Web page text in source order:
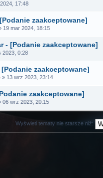
17:48
zaakceptowane]
19 mar 2024, 18:15
- [Podanie zaakceptowane]
2023, 0:28
zaakceptowane]
» 13 wrz 2023, 23:14
zaakceptowane]
06 wrz 2023, 20:15
Wyświetl tematy nie starsze niż: